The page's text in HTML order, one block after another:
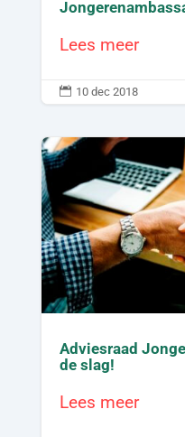
Lees meer
 10 dec 2018
Adviesraad
de slag!
Lees meer